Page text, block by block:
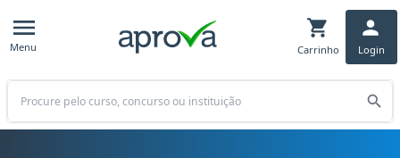
Menu Carrinho Login
Buscar